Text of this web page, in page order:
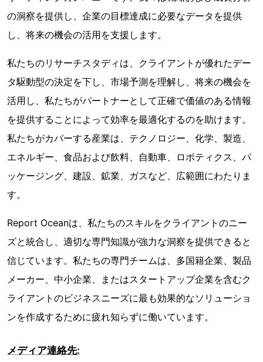
の洞察を提供し、企業の目標達成に必要なデータを提供
し、将来の機会の活用を支援します。
私たちのリサーチスタディは、クライアントが優れたデー
タ駆動型の決定を下し、市場予測を理解し、将来の機会を
活用し、私たちがパートナーとして正確で価値のある情報
を提供することによって効率を最適化するのを助けます。
私たちがカバーする産業は、テクノロジー、化学、製造、
エネルギー、食品および飲料、自動車、ロボティクス、パ
ッケージング、建設、鉱業、ガスなど、広範囲にわたりま
す。
Report Oceanは、私たちのスキルをクライアントのニー
ズと統合し、適切な専門知識が強力な洞察を提供できると
信じています。私たちの専門チームは、多国籍企業、製品
メーカー、中小企業、またはスタートアップ企業を含むク
ライアントのビジネスニーズに最も効果的なソリューショ
ンを作成するために疲れ知らずに働いています。
メディア連絡先: